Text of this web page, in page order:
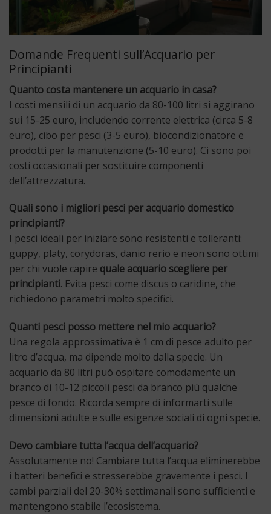
Domande Frequenti sull’Acquario per
Principianti
Quanto costa mantenere un acquario in casa?
I costi mensili di un acquario da 80-100 litri si aggirano
sui 15-25 euro, includendo corrente elettrica (circa 5-8
euro), cibo per pesci (3-5 euro), biocondizionatore e
prodotti per la manutenzione (5-10 euro). Ci sono poi
costi occasionali per sostituire componenti
dell’attrezzatura.
Quali sono i migliori pesci per acquario domestico
principianti?
I pesci ideali per iniziare sono resistenti e tolleranti:
guppy, platy, corydoras, danio rerio e neon sono ottimi
per chi vuole capire quale acquario scegliere per
principianti. Evita pesci come discus o caridine, che
richiedono parametri molto specifici.
Quanti pesci posso mettere nel mio acquario?
Una regola approssimativa è 1 cm di pesce adulto per
litro d’acqua, ma dipende molto dalla specie. Un
acquario da 80 litri può ospitare comodamente un
branco di 10-12 piccoli pesci da branco più qualche
pesce di fondo. Ricorda sempre di informarti sulle
dimensioni adulte e sulle esigenze sociali di ogni specie.
Devo cambiare tutta l’acqua dell’acquario?
Assolutamente no! Cambiare tutta l’acqua eliminerebbe
i batteri benefici e stresserebbe gravemente i pesci. I
cambi parziali del 20-30% settimanali sono sufficienti e
mantengono stabile l’ecosistema.